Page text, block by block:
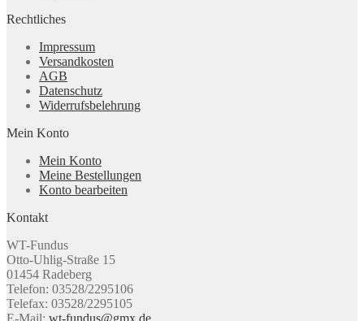
Rechtliches
Impressum
Versandkosten
AGB
Datenschutz
Widerrufsbelehrung
Mein Konto
Mein Konto
Meine Bestellungen
Konto bearbeiten
Kontakt
WT-Fundus
Otto-Uhlig-Straße 15
01454 Radeberg
Telefon: 03528/2295106
Telefax: 03528/2295105